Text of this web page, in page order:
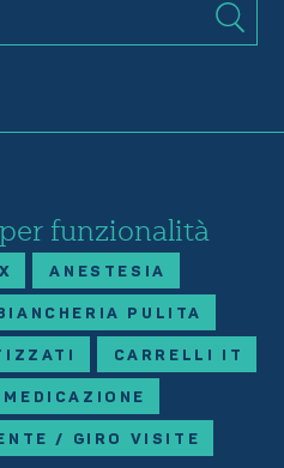
funzionalità
ANESTESIA
PULITA
CARRELLI IT
/ GIRO VISITE